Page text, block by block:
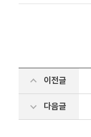
이전글
다음글